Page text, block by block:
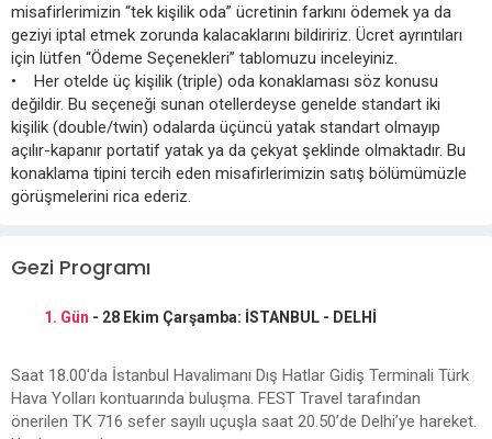
misafirlerimizin “tek kişilik oda” ücretinin farkını ödemek ya da
geziyi iptal etmek zorunda kalacaklarını bildiririz. Ücret ayrıntıları
için lütfen “Ödeme Seçenekleri” tablomuzu inceleyiniz.
• Her otelde üç kişilik (triple) oda konaklaması söz konusu
değildir. Bu seçeneği sunan otellerdeyse genelde standart iki
kişilik (double/twin) odalarda üçüncü yatak standart olmayıp
açılır-kapanır portatif yatak ya da çekyat şeklinde olmaktadır. Bu
konaklama tipini tercih eden misafirlerimizin satış bölümümüzle
görüşmelerini rica ederiz.
Gezi Programı
1. Gün - 28 Ekim Çarşamba: İSTANBUL - DELHİ
Saat 18.00'da İstanbul Havalimanı Dış Hatlar Gidiş Terminali Türk
Hava Yolları kontuarında buluşma. FEST Travel tarafından
önerilen TK 716 sefer sayılı uçuşla saat 20.50’de Delhi’ye hareket.